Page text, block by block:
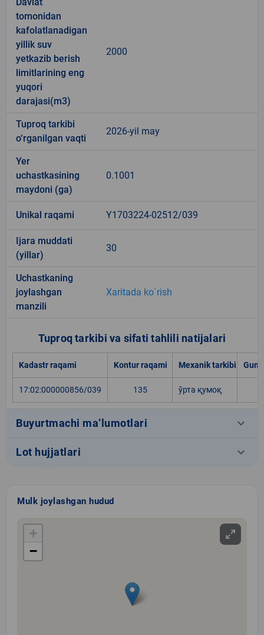
tomonidan
kafolatlanadigan
yillik suv
yetkazib berish
limitlarining eng
yuqori
darajasi(m3)
2000
Tuproq tarkibi
o‘rganilgan vaqti
2026-yil may
Yer
uchastkasining
maydoni (ga)
0.1001
Unikal raqami Y1703224-02512/039
Ijara muddati
(yillar)
30
Uchastkaning
joylashgan
manzili
Xaritada ko`rish
Tuproq tarkibi va sifati tahlili natijalari
Kadastr raqami Kontur raqami Mexanik tarkibi
17:02:000000856/039 135 ўрта қумоқ
Buyurtmachi ma’lumotlari keyboard_arrow_down
Lot hujjatlari keyboard_arrow_down
Mulk joylashgan hudud
+
−